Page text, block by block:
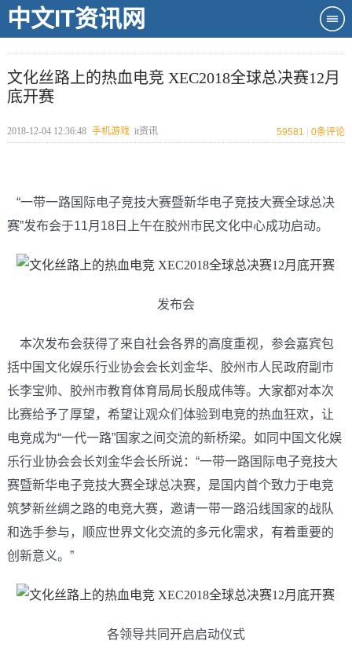
中文IT资讯网
文化丝路上的热血电竞 XEC2018全球总决赛12月
底开赛
2018-12-04 12:36:48 手机游戏 it资讯 59581 0条评论
“一带一路国际电子竞技大赛暨新华电子竞技大赛全球总决
赛”发布会于11月18日上午在胶州市民文化中心成功启动。
发布会
本次发布会获得了来自社会各界的高度重视，参会嘉宾包
括中国文化娱乐行业协会会长刘金华、胶州市人民政府副市
长李宝帅、胶州市教育体育局局长殷成伟等。大家都对本次
比赛给予了厚望，希望让观众们体验到电竞的热血狂欢，让
电竞成为“一代一路”国家之间交流的新桥梁。如同中国文化娱
乐行业协会会长刘金华会长所说：“一带一路国际电子竞技大
赛暨新华电子竞技大赛全球总决赛，是国内首个致力于电竞
筑梦新丝绸之路的电竞大赛，邀请一带一路沿线国家的战队
和选手参与，顺应世界文化交流的多元化需求，有着重要的
创新意义。”
各领导共同开启启动仪式